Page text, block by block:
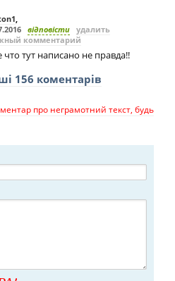
,
відповісти удалить
комментарий
что тут написано не правда!!
156 коментарів
про неграмотний текст, будь